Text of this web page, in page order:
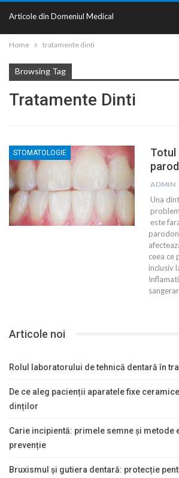
Articole din Domeniul Medical
Home tratamente dinti
Browsing Tag
Tratamente Dinti
STOMATOLOGIE
Totul
ADMIN
Una
este
ceea ce
inclusiv
Articole noi
Rolul laboratorului de tehnică dentară în
De ce aleg pacienții aparatele fixe
dinților
Carie incipientă: primele semne și metode
prevenție
Bruxismul și gutiera dentară: protecție